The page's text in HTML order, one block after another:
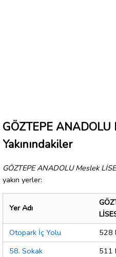
GÖZTEPE ANADOLU
Yakınındakiler
GÖZTEPE ANADOLU Meslek
yakın yerler:
Yer Adı
Otopark İç Yolu
528
58. Sokak
511